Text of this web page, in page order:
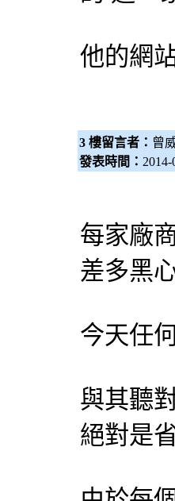
他的網
3 樓留言者： 曾
發表時間： 2014-
每家廠
差多黑
今天任
與其聽
絕對是